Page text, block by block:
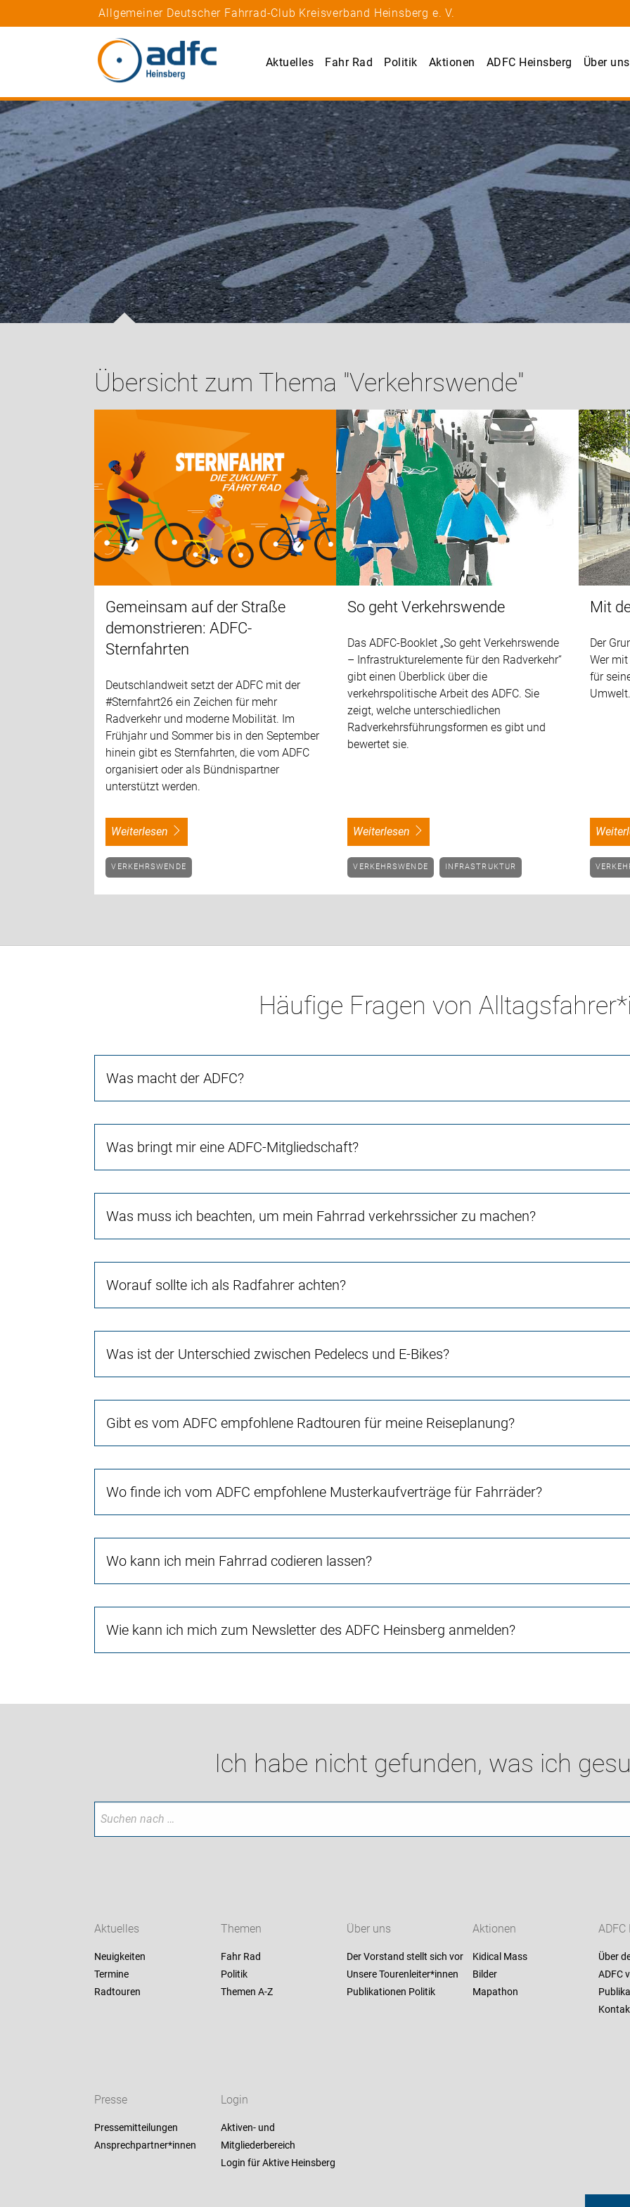
Allgemeiner Deutscher Fahrrad-Club Kreisverband Heinsberg e. V.
Aktuelles Fahr Rad Politik Aktionen ADFC Heinsberg Über uns
Übersicht zum Thema "Verkehrswende"
Gemeinsam auf der Straße
demonstrieren: ADFC-
Sternfahrten
Deutschlandweit setzt der ADFC mit der
#Sternfahrt26 ein Zeichen für mehr
Radverkehr und moderne Mobilität. Im
Frühjahr und Sommer bis in den September
hinein gibt es Sternfahrten, die vom ADFC
organisiert oder als Bündnispartner
unterstützt werden.
weiterlesen
VERKEHRSWENDE
So geht Verkehrswende
Das ADFC-Booklet „So geht Verkehrswende
– Infrastrukturelemente für den Radverkehr“
gibt einen Überblick über die
verkehrspolitische Arbeit des ADFC. Sie
zeigt, welche unterschiedlichen
Radverkehrsführungsformen es gibt und
bewertet sie.
weiterlesen
VERKEHRSWENDE INFRASTRUKTUR
Mit
Der
Wer
für
Umwelt.
Häufige Fragen von
Was macht der ADFC?
Was bringt mir eine ADFC-Mitgliedschaft?
Was muss ich beachten, um mein Fahrrad verkehrssicher zu machen?
Worauf sollte ich als Radfahrer achten?
Was ist der Unterschied zwischen Pedelecs und E-Bikes?
Gibt es vom ADFC empfohlene Radtouren für meine Reiseplanung?
Wo finde ich vom ADFC empfohlene Musterkaufverträge für Fahrräder?
Wo kann ich mein Fahrrad codieren lassen?
Wie kann ich mich zum Newsletter des ADFC Heinsberg anmelden?
Ich habe nicht gefunden, was ich
Aktuelles
Neuigkeiten
Termine
Radtouren
Themen
Fahr Rad
Politik
Themen A-Z
Über uns
Der Vorstand stellt sich vor
Unsere Tourenleiter*innen
Publikationen Politik
Aktionen
Kidical Mass
Bilder
Mapathon
ADFC
Über
ADFC
Presse
Pressemitteilungen
Ansprechpartner*innen
Login
Aktiven- und
Mitgliederbereich
Login für Aktive Heinsberg